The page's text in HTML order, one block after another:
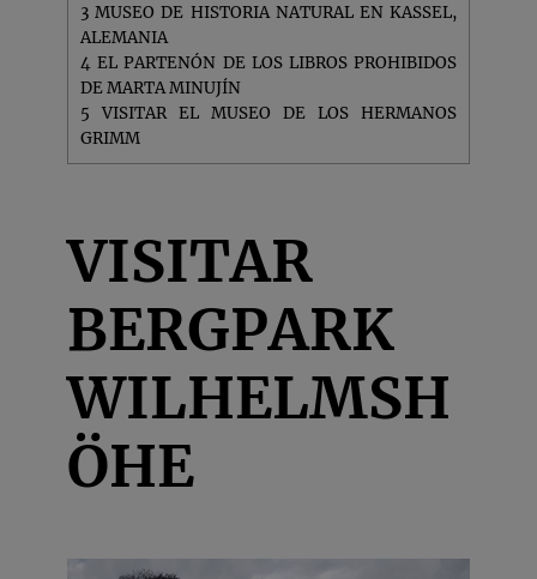
3 MUSEO DE HISTORIA NATURAL EN KASSEL,
ALEMANIA
4 EL PARTENÓN DE LOS LIBROS PROHIBIDOS
DE MARTA MINUJÍN
5 VISITAR EL MUSEO DE LOS HERMANOS
GRIMM
VISITAR
BERGPARK
WILHELMSH
ÖHE